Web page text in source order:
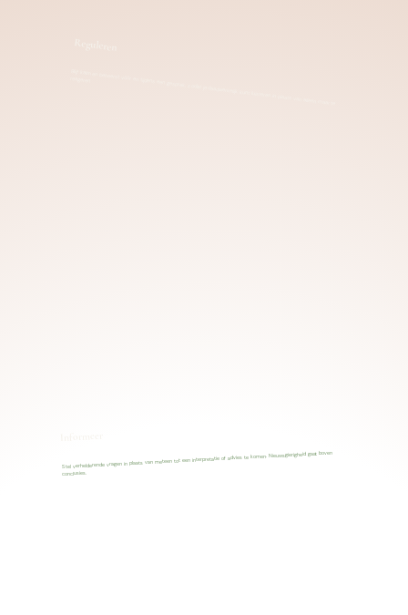
Stel verhelderende vragen in plaats van meteen tot een interpretatie of advies te komen. Nieuwsgierigheid gaat boven
conclusies.